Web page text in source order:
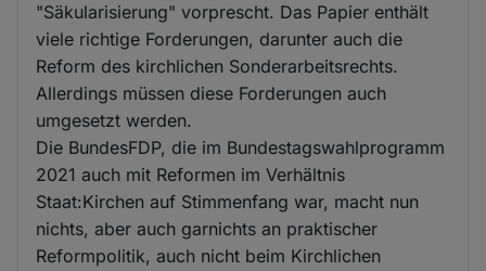
"Säkularisierung" vorprescht. Das Papier enthält
viele richtige Forderungen, darunter auch die
Reform des kirchlichen Sonderarbeitsrechts.
Allerdings müssen diese Forderungen auch
umgesetzt werden.
Die BundesFDP, die im Bundestagswahlprogramm
2021 auch mit Reformen im Verhältnis
Staat:Kirchen auf Stimmenfang war, macht nun
nichts, aber auch garnichts an praktischer
Reformpolitik, auch nicht beim Kirchlichen